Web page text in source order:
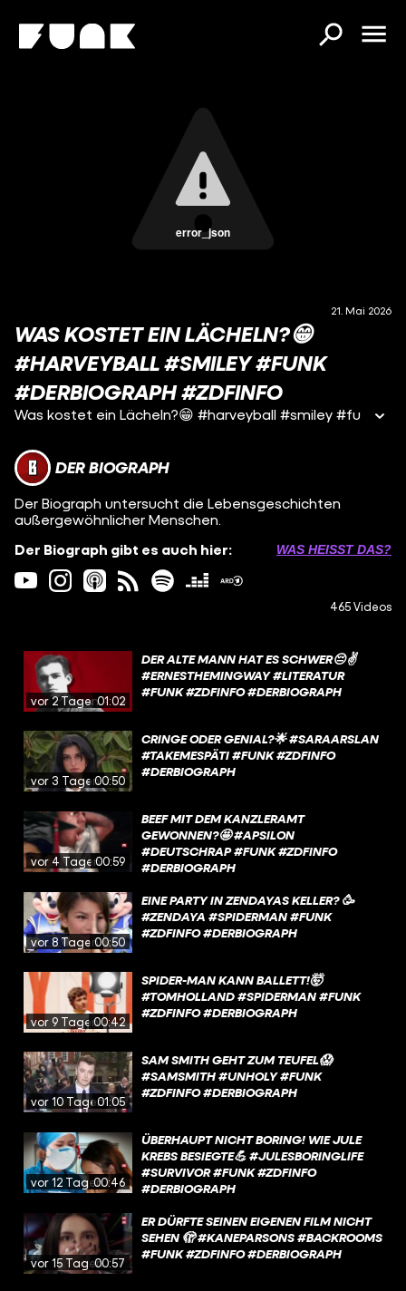
error_json
21. Mai 2026
WAS KOSTET EIN LÄCHELN?😁
#HARVEYBALL #SMILEY #FUNK
#DERBIOGRAPH #ZDFINFO
Was kostet ein Lächeln?😁 #harveyball #smiley #fu
DER BIOGRAPH
Der Biograph untersucht die Lebensgeschichten
außergewöhnlicher Menschen.
Der Biograph gibt es auch hier:
WAS HEISST DAS?
465 Videos
vor 2 Tagen01:02
DER ALTE MANN HAT ES SCHWER😔✌️
#ERNESTHEMINGWAY #LITERATUR
#FUNK #ZDFINFO #DERBIOGRAPH
vor 3 Tagen00:50
CRINGE ODER GENIAL?🌟 #SARAARSLAN
#TAKEMESPÄTI #FUNK #ZDFINFO
#DERBIOGRAPH
vor 4 Tagen00:59
BEEF MIT DEM KANZLERAMT
GEWONNEN?🤩 #APSILON
#DEUTSCHRAP #FUNK #ZDFINFO
#DERBIOGRAPH
vor 8 Tagen00:50
EINE PARTY IN ZENDAYAS KELLER? 🥳
#ZENDAYA #SPIDERMAN #FUNK
#ZDFINFO #DERBIOGRAPH
vor 9 Tagen00:42
SPIDER-MAN KANN BALLETT!🤯
#TOMHOLLAND #SPIDERMAN #FUNK
#ZDFINFO #DERBIOGRAPH
vor 10 Tagen01:05
SAM SMITH GEHT ZUM TEUFEL😱
#SAMSMITH #UNHOLY #FUNK
#ZDFINFO #DERBIOGRAPH
vor 12 Tagen00:46
ÜBERHAUPT NICHT BORING! WIE JULE
KREBS BESIEGTE💪 #JULESBORINGLIFE
#SURVIVOR #FUNK #ZDFINFO
#DERBIOGRAPH
vor 15 Tagen00:57
ER DÜRFTE SEINEN EIGENEN FILM NICHT
SEHEN 🫣 #KANEPARSONS #BACKROOMS
#FUNK #ZDFINFO #DERBIOGRAPH